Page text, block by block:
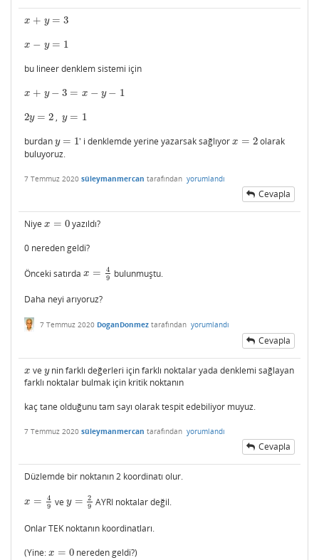
x + y = 3
x+ y= 3
x − y = 1
x− y= 1
bu lineer denklem sistemi için
x + y − 3 = x − y − 1
x+ y− 3=x− y−1
2y = 2
2y=2 ,y = 1
y=1
burdan y = 1
y=1 ' i denklemde yerine yazarsak sağlıyor x = 2
x= 2
olarak
buluyoruz.
7 Temmuz 2020 süleymanmercan tarafından yorumlandı
Cevapla
Niye x = 0
x= 0
yazıldı?
0 nereden geldi?
Önceki satırda x =
4
9
x= 49 bulunmuştu.
Daha neyi arıyoruz?
7 Temmuz 2020 DoganDonmez tarafından yorumlandı
Cevapla
x
x ve y
ynin farklı değerleri için farklı noktalar yada denklemi sağlayan
farklı noktalar bulmak için kritik noktanın
kaç tane olduğunu tam sayı olarak tespit edebiliyor muyuz.
7 Temmuz 2020 süleymanmercan tarafından yorumlandı
Cevapla
Düzlemde bir noktanın 2 koordinatı olur.
x =
4
9
x= 49 vey =
2
9
y=29 AYRI noktalar değil.
Onlar TEK noktanın koordinatları.
(Yine: x = 0
x= 0 nereden geldi?)